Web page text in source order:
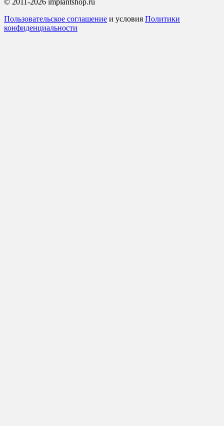
© 2011-2026 implantshop.ru
Пользовательское соглашение и условия Политики
конфиденциальности